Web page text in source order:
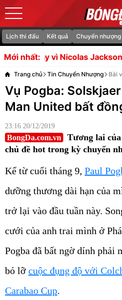
Lịch thi đấu Kết quả Chuyển nhượng
Mới nhất:
Jackson Gianni Infantino
Trang chủ Tin Chuyển Nhượng Bài
Vụ Pogba:
Man United bất
23:16 20/12/2019
BongDa.com.vn
Tương lai
chủ đề hot trong kỳ chuyển
Kể từ cuối tháng 9, Paul
dưỡng thương dài hạn của
trở lại vào đầu tuần này.
cưới của anh trai mình ở
Pogba đã bất ngờ dính phải
bỏ lỡ cuộc đụng độ với
Carabao Cup.